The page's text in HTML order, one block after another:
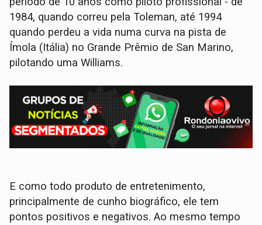
1984, quando correu pela Toleman, até 1994
quando perdeu a vida numa curva na pista de
Ímola (Itália) no Grande Prêmio de San Marino,
pilotando uma Williams.
E como todo produto de entretenimento,
principalmente de cunho biográfico, ele tem
pontos positivos e negativos. Ao mesmo tempo